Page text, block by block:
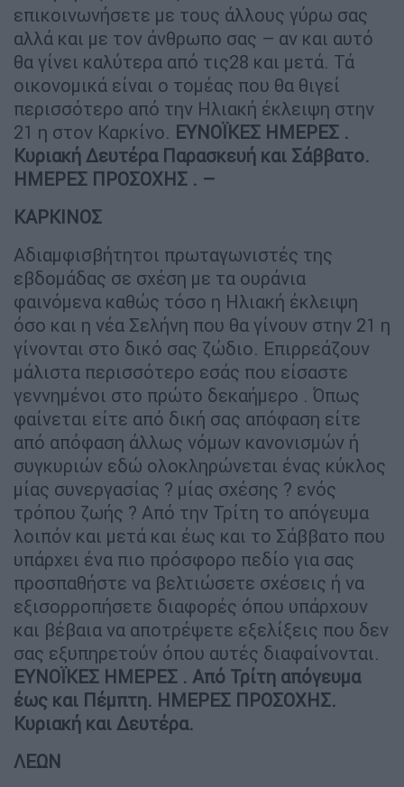
επικοινωνήσετε με τους άλλους γύρω σας
αλλά και με τον άνθρωπο σας – αν και αυτό
θα γίνει καλύτερα από τις28 και μετά. Τά
οικονομικά είναι ο τομέας που θα θιγεί
περισσότερο από την Ηλιακή έκλειψη στην
21 η στον Καρκίνο. ΕΥΝΟΪΚΕΣ ΗΜΕΡΕΣ .
Κυριακή Δευτέρα Παρασκευή και Σάββατο.
ΗΜΕΡΕΣ ΠΡΟΣΟΧΗΣ . –
ΚΑΡΚΙΝΟΣ
Αδιαμφισβήτητοι πρωταγωνιστές της
εβδομάδας σε σχέση με τα ουράνια
φαινόμενα καθώς τόσο η Ηλιακή έκλειψη
όσο και η νέα Σελήνη που θα γίνουν στην 21 η
γίνονται στο δικό σας ζώδιο. Επιρρεάζουν
μάλιστα περισσότερο εσάς που είσαστε
γεννημένοι στο πρώτο δεκαήμερο . Όπως
φαίνεται είτε από δική σας απόφαση είτε
από απόφαση άλλως νόμων κανονισμών ή
συγκυριών εδώ ολοκληρώνεται ένας κύκλος
μίας συνεργασίας ? μίας σχέσης ? ενός
τρόπου ζωής ? Από την Τρίτη το απόγευμα
λοιπόν και μετά και έως και το Σάββατο που
υπάρχει ένα πιο πρόσφορο πεδίο για σας
προσπαθήστε να βελτιώσετε σχέσεις ή να
εξισορροπήσετε διαφορές όπου υπάρχουν
και βέβαια να αποτρέψετε εξελίξεις που δεν
σας εξυπηρετούν όπου αυτές διαφαίνονται.
ΕΥΝΟΪΚΕΣ ΗΜΕΡΕΣ . Από Τρίτη απόγευμα
έως και Πέμπτη. ΗΜΕΡΕΣ ΠΡΟΣΟΧΗΣ.
Κυριακή και Δευτέρα.
ΛΕΩΝ